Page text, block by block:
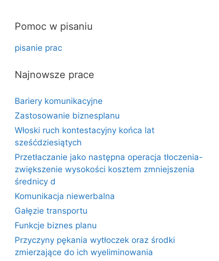
Pomoc w pisaniu
pisanie prac
Najnowsze prace
Bariery komunikacyjne
Zastosowanie biznesplanu
Włoski ruch kontestacyjny końca lat
sześćdziesiątych
Przetłaczanie jako następna operacja tłoczenia-
zwiększenie wysokości kosztem zmniejszenia
średnicy d
Komunikacja niewerbalna
Gałęzie transportu
Funkcje biznes planu
Przyczyny pękania wytłoczek oraz środki
zmierzające do ich wyeliminowania